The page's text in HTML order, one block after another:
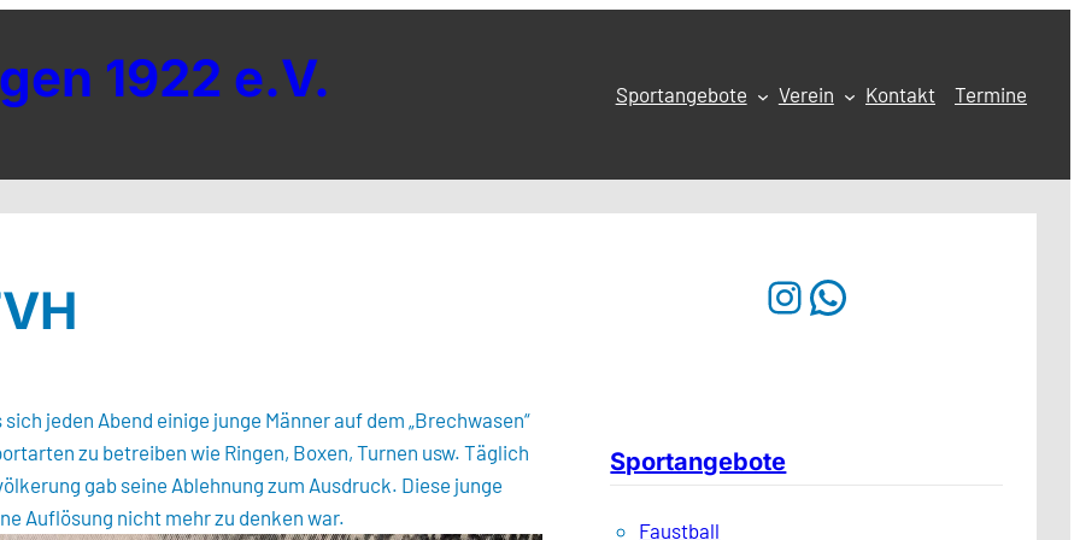
1922 e.V. Sportangebote Verein Kontakt Termine
jeden Abend einige junge Männer auf dem „Brechwasen“
zu betreiben wie Ringen, Boxen, Turnen usw. Täglich
gab seine Ablehnung zum Ausdruck. Diese junge
Auflösung nicht mehr zu denken war.
Instagram WhatsApp
Sportangebote
Faustball